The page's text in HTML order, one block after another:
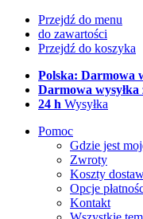
Przejdź do menu
do zawartości
Przejdź do koszyka
Polska: Darmowa
Darmowa
24 h Wysyłka
Pomoc
Gdzie jest
Zwroty
Koszty
Opcje
Kontakt